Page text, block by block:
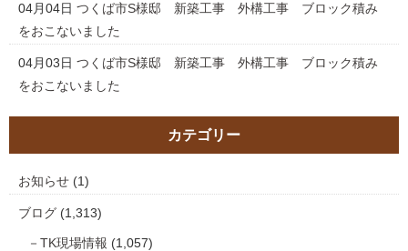
04月04日 つくば市S様邸 新築工事 外構工事 ブロック積み
をおこないました
04月03日 つくば市S様邸 新築工事 外構工事 ブロック積み
をおこないました
カテゴリー
お知らせ (1)
ブログ (1,313)
TK現場情報 (1,057)